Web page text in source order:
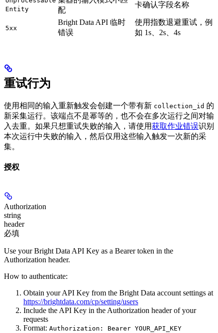
Entity
配
卡确认字段名称
5xx
Bright Data API 临时
错误
使用指数退避重试，例
如 1s、2s、4s
重试行为
使用相同的输入重新触发会创建一个带有新 collection_id 的
新采集运行。该端点不是幂等的，也不会在多次运行之间对输
入去重。如果只想重试失败的输入，请使用获取作业错误识别
本次运行中失败的输入，然后仅用这些输入触发一次新的采
集。
授权
Authorization
string
header
必填
Use your Bright Data API Key as a Bearer token in the
Authorization header.
How to authenticate:
Obtain your API Key from the Bright Data account settings at
https://brightdata.com/cp/setting/users
Include the API Key in the Authorization header of your
requests
Format: Authorization: Bearer YOUR_API_KEY